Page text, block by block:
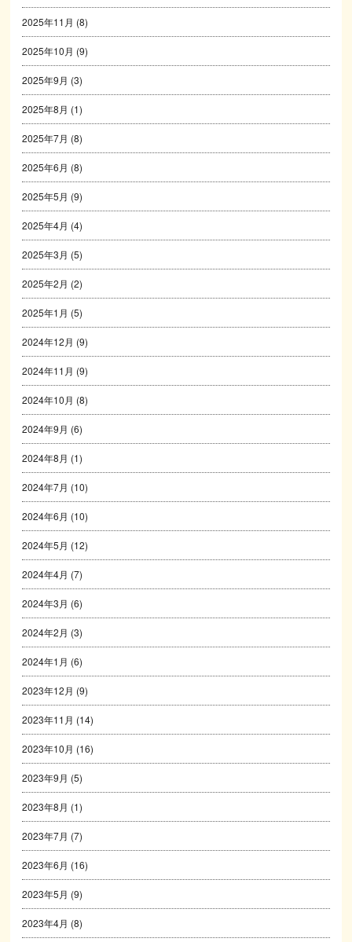
2025年11月 (8)
2025年10月 (9)
2025年9月 (3)
2025年8月 (1)
2025年7月 (8)
2025年6月 (8)
2025年5月 (9)
2025年4月 (4)
2025年3月 (5)
2025年2月 (2)
2025年1月 (5)
2024年12月 (9)
2024年11月 (9)
2024年10月 (8)
2024年9月 (6)
2024年8月 (1)
2024年7月 (10)
2024年6月 (10)
2024年5月 (12)
2024年4月 (7)
2024年3月 (6)
2024年2月 (3)
2024年1月 (6)
2023年12月 (9)
2023年11月 (14)
2023年10月 (16)
2023年9月 (5)
2023年8月 (1)
2023年7月 (7)
2023年6月 (16)
2023年5月 (9)
2023年4月 (8)